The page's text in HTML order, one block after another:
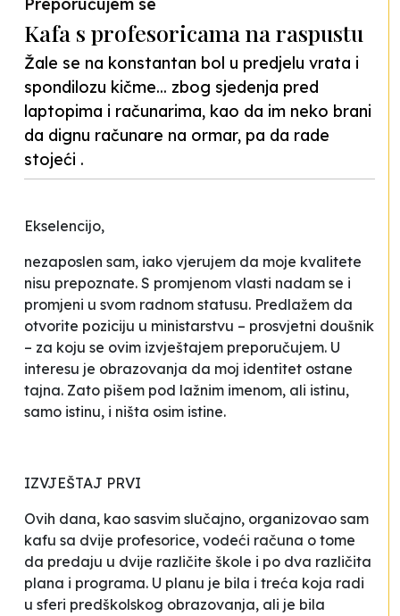
Preporučujem se
Kafa s profesoricama na raspustu
Žale se na konstantan bol u predjelu vrata i
spondilozu kičme... zbog sjedenja pred
laptopima i računarima, kao da im neko brani
da dignu računare na ormar, pa da rade
stojeći .
Ekselencijo,
nezaposlen sam, iako vjerujem da moje kvalitete
nisu prepoznate. S promjenom vlasti nadam se i
promjeni u svom radnom statusu. Predlažem da
otvorite poziciju u ministarstvu – prosvjetni doušnik
– za koju se ovim izvještajem preporučujem. U
interesu je obrazovanja da moj identitet ostane
tajna. Zato pišem pod lažnim imenom, ali istinu,
samo istinu, i ništa osim istine.
IZVJEŠTAJ PRVI
Ovih dana, kao sasvim slučajno, organizovao sam
kafu sa dvije profesorice, vodeći računa o tome
da predaju u dvije različite škole i po dva različita
plana i programa. U planu je bila i treća koja radi
u sferi predškolskog obrazovanja, ali je bila